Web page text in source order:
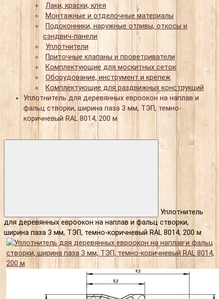
Лаки, краски, клея
Монтажные и отделочные материалы
Подоконники, наружные отливы, откосы и
сэндвич-панели
Уплотнители
Приточные клапаны и проветриватели
Комплектующие для москитных сеток
Оборудование, инструмент и крепеж
Комплектующие для раздвижных конструкций
Уплотнитель для деревянных евроокон на наплав и
фальц створки, ширина паза 3 мм, ТЭП, темно-
коричневый RAL 8014, 200 м
Уплотнитель
для деревянных евроокон на наплав и фальц створки,
ширина паза 3 мм, ТЭП, темно-коричневый RAL 8014, 200 м